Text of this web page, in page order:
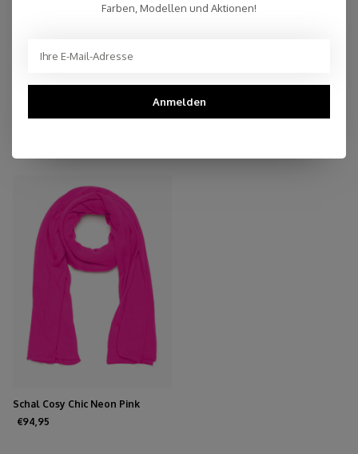
Persönlicher Kundenservice
Schal Cosy Chic Neon Pink
€94,95
Farben, Modellen und Aktionen!
Anmelden